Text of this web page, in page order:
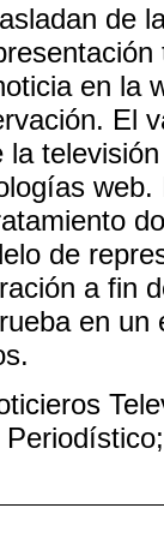
de
en la
El
la
de
a fin
en